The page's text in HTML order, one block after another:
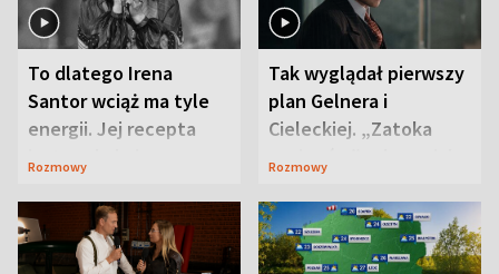
To dlatego Irena
Santor wciąż ma tyle
energii. Jej recepta
jest zaskakująco
Rozmowy
Tak wyglądał pierwszy
plan Gelnera i
Cieleckiej. „Zatoka
szpiegów” od razu ich
Rozmowy